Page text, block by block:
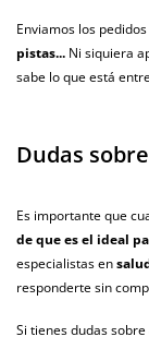
Enviamos los
pistas... Ni siquiera
sabe lo que está
Dudas
Es importante que
de que es el ideal
especialistas en
responderte sin
Si tienes dudas